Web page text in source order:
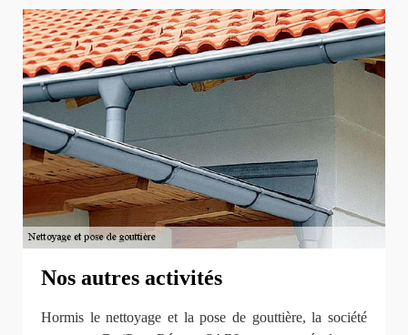
Nos autres activités
Hormis le nettoyage et la pose de gouttière, la société